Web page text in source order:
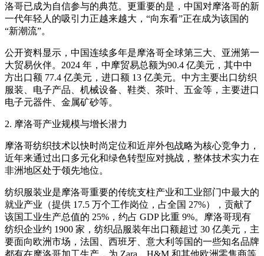
洛哥已成为自信参与的典范。更重要的是，中国对摩洛哥的新
一代年轻人的吸引力正越来越大，“向东看”正在成为该国的
“新潮流”。
公开资料显示，中国连续多年是摩洛哥全球第三大、亚洲第一
大贸易伙伴。2024 年，中摩贸易总额为90.4 亿美元，其中中
方出口额 77.4 亿美元，进口额 13 亿美元。中方主要出口纺织
服装、电子产品、机械设备、鞋类、茶叶、五金等，主要进口
电子元器件、金属矿砂等。
2. 摩洛哥产业规模与增长潜力
摩洛哥纺织技术以快时尚定位和近岸外包战略为核心竞争力，
近年来通过出口多元化和绿色转型应对挑战，整体技术实力在
非洲地区处于领先地位。
纺织服装业是摩洛哥重要的传统支柱产业和工业部门中最大的
就业产业（提供 17.5 万个工作岗位，占全国 27%），贡献了
该国工业生产总值的 25%，约占 GDP 比重 9%。摩洛哥现有
纺织企业约 1900 家，纺织品服装年出口额超过 30 亿美元，主
要面向欧洲市场，法国、西班牙、意大利等国的一些知名品牌